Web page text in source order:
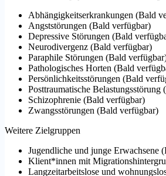
Abhängigkeitserkrankungen (Bald
Angststörungen (Bald verfügbar)
Depressive Störungen (Bald
Neurodivergenz (Bald verfügbar)
Paraphile Störungen (Bald verfügbar
Pathologisches Horten (Bald
Persönlichkeitsstörungen (Bald
Posttraumatische Belastungsstörung (
Schizophrenie (Bald verfügbar)
Zwangsstörungen (Bald verfügbar)
Weitere Zielgruppen
Jugendliche und junge Erwachsene (
Klient*innen mit
Langzeitarbeitslose und